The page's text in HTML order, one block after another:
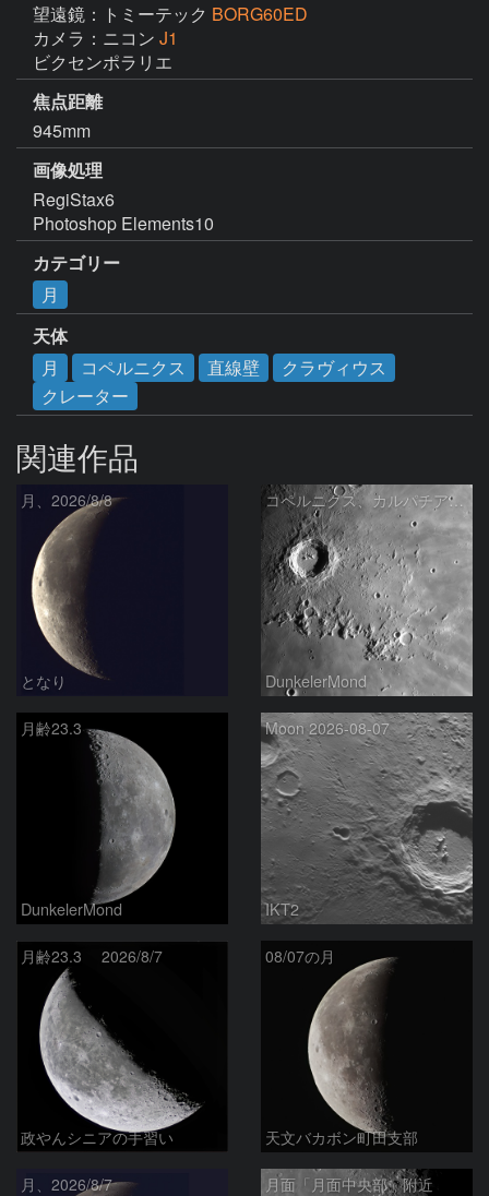
望遠鏡：トミーテック BORG60ED
カメラ：ニコン J1
ビクセンポラリエ
焦点距離
945mm
画像処理
RegiStax6
Photoshop Elements10
カテゴリー
月
天体
月
コペルニクス 直線壁
クラヴィウス
クレーター
関連作品
月、2026/8/8
となり
コペルニクス、カルパチア山脈付近
DunkelerMond
月齢23.3
DunkelerMond
Moon 2026-08-07
IKT2
月齢23.3 2026/8/7
政やんシニアの手習い
08/07の月
天文バカボン町田支部
月、2026/8/7 月面「月面中央部」附近